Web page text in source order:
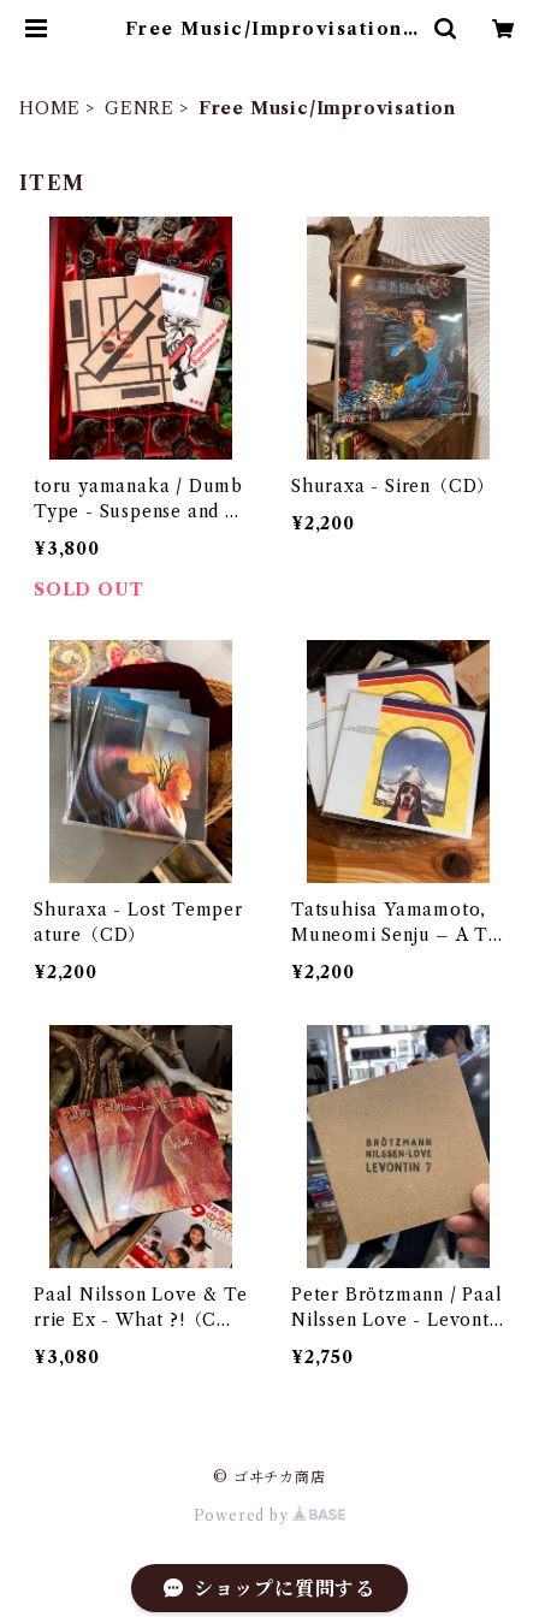
Free Music/Improvisation |
HOME GENRE Free Music/Improvisation
ITEM
toru yamanaka / Dumb
Type - Suspense and R
omance 1987（casette +
book）
¥3,800
SOLD OUT
Shuraxa - Siren（CD）
¥2,200
Shuraxa - Lost Temper
ature（CD）
¥2,200
Tatsuhisa Yamamoto,
Muneomi Senju – A Th
ousand Mountains（C
D）
¥2,200
Paal Nilsson Love & Te
rrie Ex - What ?!（C
D）
¥3,080
Peter Brötzmann / Paal
Nilssen Love - Levonti
n 7（CD）
¥2,750
© ゴヰチカ商店
Powered by
ショップに質問する